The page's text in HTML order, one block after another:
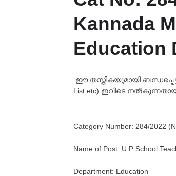
Kannada
Education
ഈ തസ്തികയുമായി ബന്ധപ്പെട്ട
List etc) ഇവിടെ
Category Number: 284/2022
Name of Post: U P School
Department: Education